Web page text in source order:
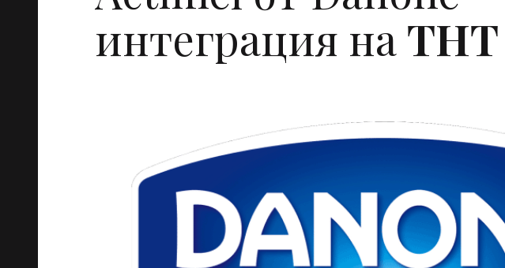
интеграция наТНТ